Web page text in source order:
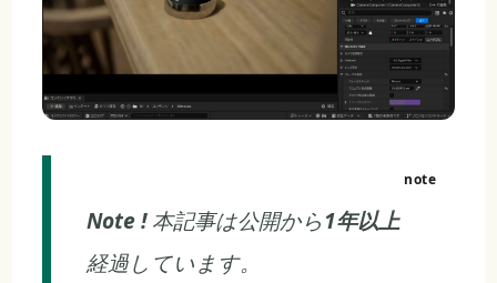
Note !本記事は公開から1年以上
経過しています。